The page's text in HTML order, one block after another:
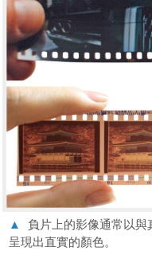
▲
負片上的影像通常以
呈現出直實的顏色。